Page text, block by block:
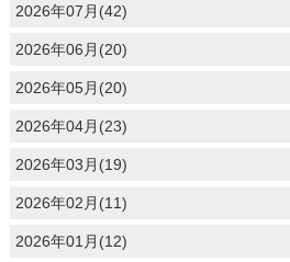
2026年07月(42)
2026年06月(20)
2026年05月(20)
2026年04月(23)
2026年03月(19)
2026年02月(11)
2026年01月(12)